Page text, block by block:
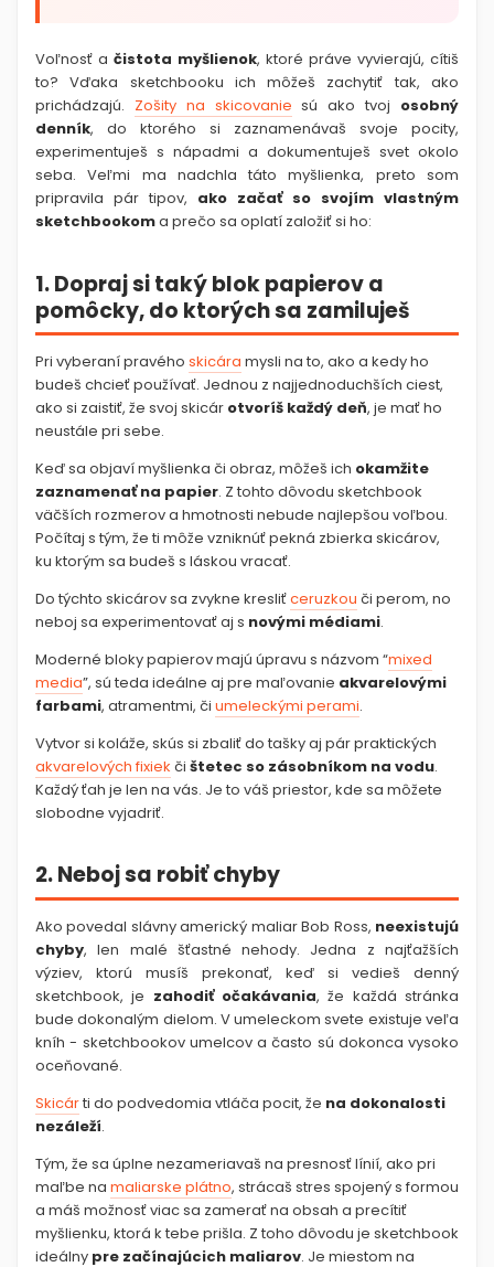
Voľnosť a čistota myšlienok, ktoré práve vyvierajú, cítiš
to? Vďaka sketchbooku ich môžeš zachytiť tak, ako
prichádzajú. Zošity na skicovanie sú ako tvoj osobný
denník, do ktorého si zaznamenávaš svoje pocity,
experimentuješ s nápadmi a dokumentuješ svet okolo
seba. Veľmi ma nadchla táto myšlienka, preto som
pripravila pár tipov, ako začať so svojím vlastným
sketchbookoma prečo sa oplatí založiť si ho:
1. Dopraj si taký blok papierov a
pomôcky, do ktorých sa zamiluješ
Pri vyberaní pravého skicára mysli na to, ako a kedy ho
budeš chcieť používať. Jednou z najjednoduchších ciest,
ako si zaistiť, že svoj skicár otvoríš každý deň, je mať ho
neustále pri sebe.
Keď sa objaví myšlienka či obraz, môžeš ich okamžite
zaznamenať na papier. Z tohto dôvodu sketchbook
väčších rozmerov a hmotnosti nebude najlepšou voľbou.
Počítaj s tým, že ti môže vzniknúť pekná zbierka skicárov,
ku ktorým sa budeš s láskou vracať.
Do týchto skicárov sa zvykne kresliťceruzkou či perom, no
neboj sa experimentovať aj s novými médiami.
Moderné bloky papierov majú úpravu s názvom “mixed
media”, sú teda ideálne aj pre maľovanie akvarelovými
farbami, atramentmi, či umeleckými perami.
Vytvor si koláže, skús si zbaliť do tašky aj pár praktických
akvarelových fixiek či štetec so zásobníkom na vodu.
Každý ťah je len na vás. Je to váš priestor, kde sa môžete
slobodne vyjadriť.
2. Neboj sa robiť chyby
Ako povedal slávny americký maliar Bob Ross, neexistujú
chyby, len malé šťastné nehody. Jedna z najťažších
výziev, ktorú musíš prekonať, keď si vedieš denný
sketchbook, je zahodiť očakávania, že každá stránka
bude dokonalým dielom. V umeleckom svete existuje veľa
kníh - sketchbookov umelcov a často sú dokonca vysoko
oceňované.
Skicárti do podvedomia vtláča pocit, že na dokonalosti
nezáleží.
Tým, že sa úplne nezameriavaš na presnosť línií, ako pri
maľbe na maliarske plátno, strácaš stres spojený s formou
a máš možnosť viac sa zamerať na obsah a precítiť
myšlienku, ktorá k tebe prišla. Z toho dôvodu je sketchbook
ideálny pre začínajúcich maliarov. Je miestom na